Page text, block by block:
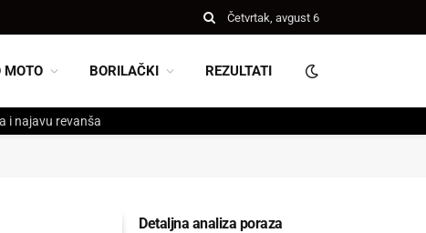
Četvrtak, avgust 6
MOTO BORILAČKI REZULTATI
i najavu revanša
Detaljna analiza poraza